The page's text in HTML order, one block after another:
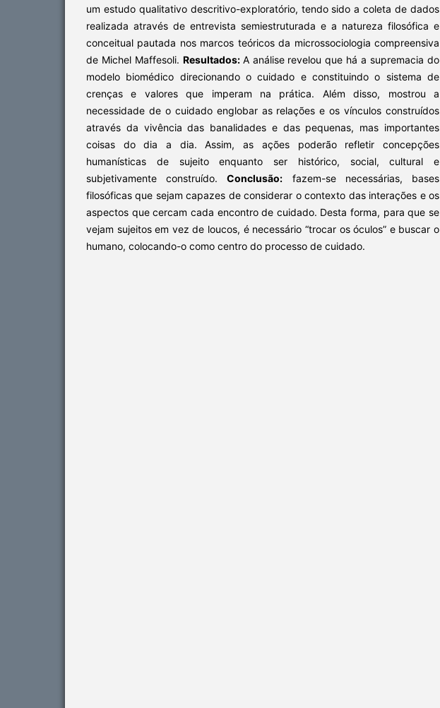
um estudo qualitativo descritivo-exploratório, tendo sido a coleta de dados
realizada através de entrevista semiestruturada e a natureza filosófica e
conceitual pautada nos marcos teóricos da microssociologia compreensiva
de Michel Maffesoli. Resultados: A análise revelou que há a supremacia do
modelo biomédico direcionando o cuidado e constituindo o sistema de
crenças e valores que imperam na prática. Além disso, mostrou a
necessidade de o cuidado englobar as relações e os vínculos construídos
através da vivência das banalidades e das pequenas, mas importantes
coisas do dia a dia. Assim, as ações poderão refletir concepções
humanísticas de sujeito enquanto ser histórico, social, cultural e
subjetivamente construído.Conclusão: fazem-se necessárias, bases
filosóficas que sejam capazes de considerar o contexto das interações e os
aspectos que cercam cada encontro de cuidado. Desta forma, para que se
vejam sujeitos em vez de loucos, é necessário “trocar os óculos” e buscar o
humano, colocando-o como centro do processo de cuidado.